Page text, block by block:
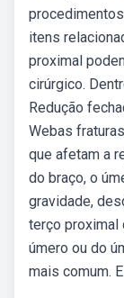
itens
proximal
cirúrgico.
Redução
Webas
que afetam a
do braço, o
gravidade,
terço proximal
úmero ou do
mais comum.